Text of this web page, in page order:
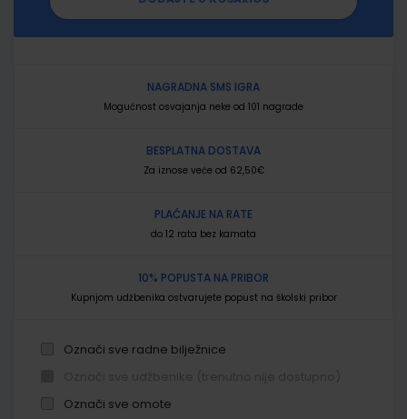
NAGRADNA SMS IGRA
Mogućnost osvajanja neke od 101 nagrade
BESPLATNA DOSTAVA
Za iznose veće od 62,50€
PLAĆANJE NA RATE
do 12 rata bez kamata
10% POPUSTA NA PRIBOR
Kupnjom udžbenika ostvarujete popust na školski pribor
Označi sve radne bilježnice
Označi sve omote